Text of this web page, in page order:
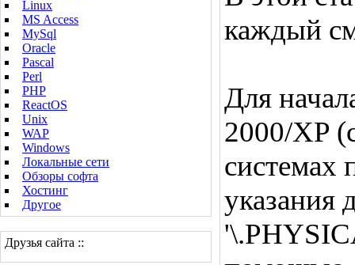
Linux
MS Access
MySql
Oracle
Pascal
Perl
PHP
ReactOS
Unix
WAP
Windows
Локальные сети
Обзоры софта
Хостинг
Другое
Друзья сайта ::
каждый
Для
2000/XP
системах
указания